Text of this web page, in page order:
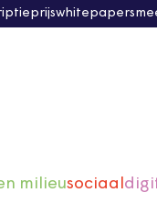
whitepapers
milieusociaal